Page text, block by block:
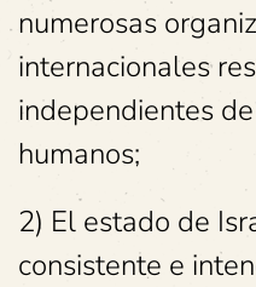
numerosas
internacionales
independientes
humanos;
2) El estado de
consistente e